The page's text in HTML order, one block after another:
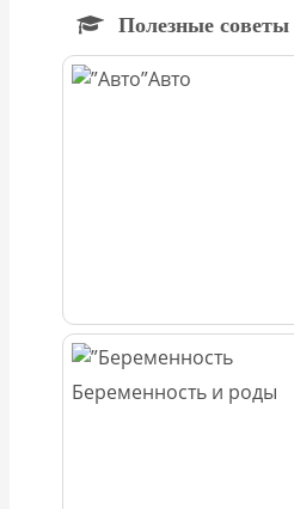
Полезные советы
Авто
Беременность и роды